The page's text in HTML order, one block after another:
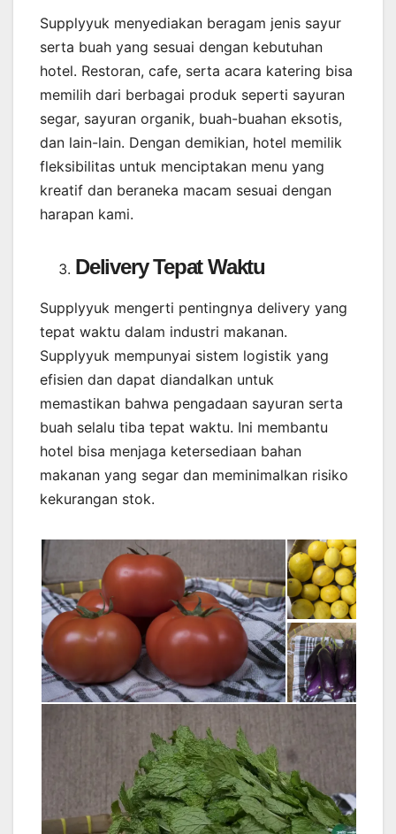
Supplyyuk menyediakan beragam jenis sayur
serta buah yang sesuai dengan kebutuhan
hotel. Restoran, cafe, serta acara katering bisa
memilih dari berbagai produk seperti sayuran
segar, sayuran organik, buah-buahan eksotis,
dan lain-lain. Dengan demikian, hotel memilik
fleksibilitas untuk menciptakan menu yang
kreatif dan beraneka macam sesuai dengan
harapan kami.
Delivery Tepat Waktu
Supplyyuk mengerti pentingnya delivery yang
tepat waktu dalam industri makanan.
Supplyyuk mempunyai sistem logistik yang
efisien dan dapat diandalkan untuk
memastikan bahwa pengadaan sayuran serta
buah selalu tiba tepat waktu. Ini membantu
hotel bisa menjaga ketersediaan bahan
makanan yang segar dan meminimalkan risiko
kekurangan stok.